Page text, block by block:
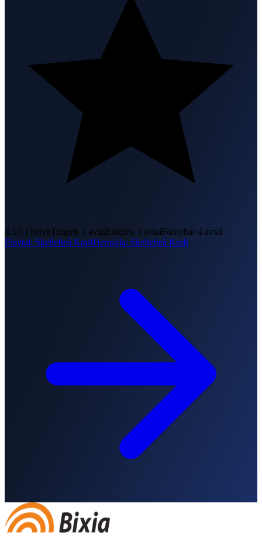
4.1 /5 i betygTimpris 1 avtalFastpris 3 avtalFörnybar 4 avtal
Elavtal: Skellefteå KraftHemsida: Skellefteå Kraft